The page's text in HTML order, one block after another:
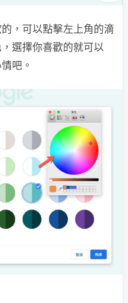
，可以點擊左上角的滴
選擇你喜歡的就可以
吧。